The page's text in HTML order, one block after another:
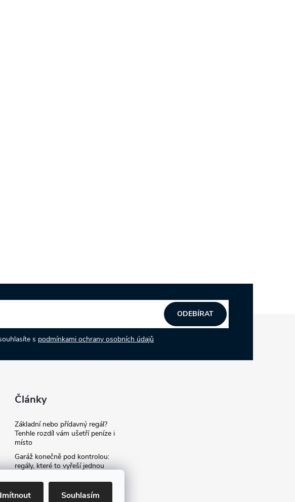
Souhlasím
s podmínkami ochrany osobních údajů
ODEBÍRAT
Články
Základní nebo přídavný regál?
Tenhle rozdíl vám ušetří peníze i
místo
Garáž konečně pod kontrolou:
regály, které to vyřeší jednou
Jak vybavit firemní archiv:
průvodce výběrem archivních